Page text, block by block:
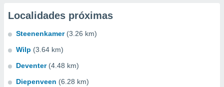
Localidades próximas
Steenenkamer (3.26 km)
Wilp (3.64 km)
Deventer (4.48 km)
Diepenveen (6.28 km)